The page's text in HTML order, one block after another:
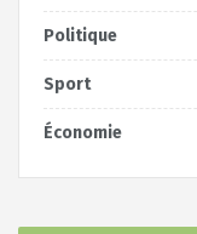
Politique
Sport
Économie